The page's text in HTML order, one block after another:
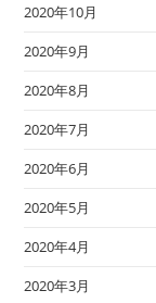
2020年10月
2020年9月
2020年8月
2020年7月
2020年6月
2020年5月
2020年4月
2020年3月